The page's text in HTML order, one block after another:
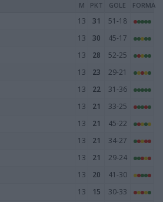
M PKT GOLE FORMA
13 31
51-18
13 30
45-17
13 28
52-25
13 23
29-21
13 22
31-36
13 21
33-25
13 21
45-22
13 21
34-27
13 21
29-24
13 20
41-30
13 15 30-33